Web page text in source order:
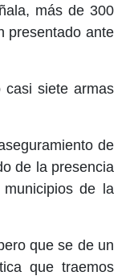
más de 300
presentado ante
casi siete armas
de
de la presencia
de la
que se de un
que traemos